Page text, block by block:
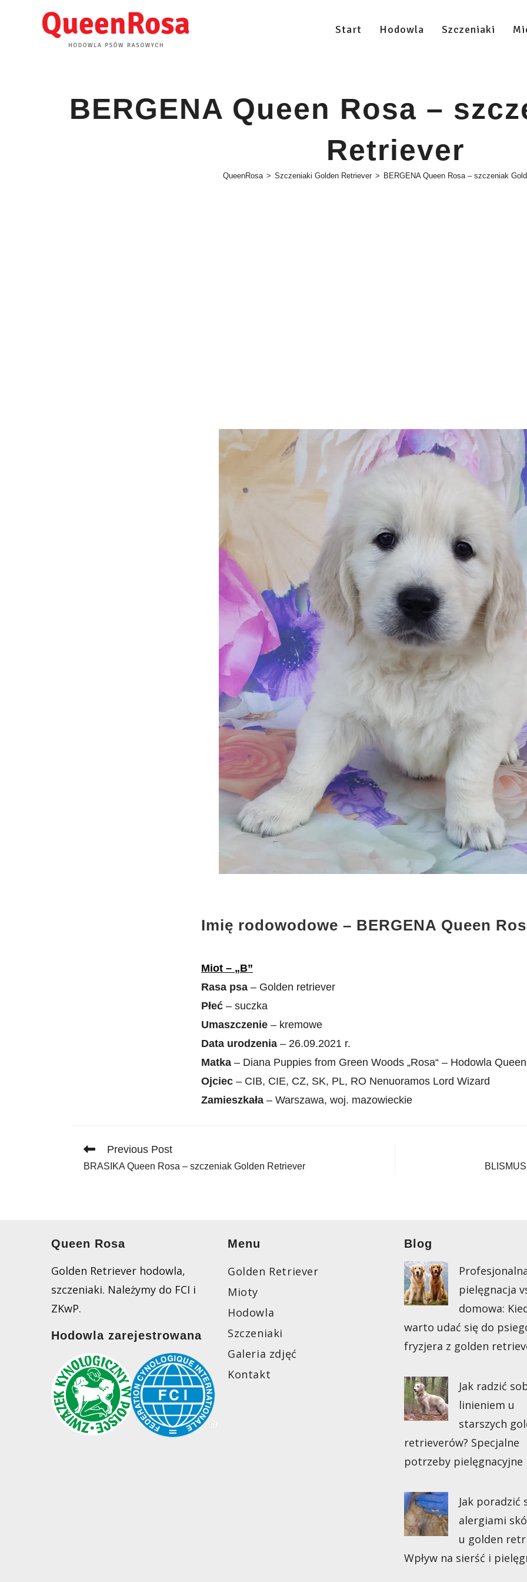
Start Hodowla Szczeniaki
BERGENA Queen Rosa –
Retriever
QueenRosa > Szczeniaki Golden Retriever > BERGENA Queen Rosa – szczeniak
Imię rodowodowe – BERGENA Queen
Miot – „B”
Rasa psa – Golden retriever
Płeć – suczka
Umaszczenie – kremowe
Data urodzenia – 26.09.2021 r.
Matka – Diana Puppies from Green Woods „Rosa“ – Hodowla
Ojciec – CIB, CIE, CZ, SK, PL, RO Nenuoramos Lord Wizard
Zamieszkała – Warszawa, woj. mazowieckie
Read
articles
Previous Post
BRASIKA Queen Rosa – szczeniak Golden Retriever
Queen Rosa
Golden Retriever hodowla,
szczeniaki. Należymy do FCI i
ZKwP.
Hodowla zarejestrowana
Menu
Golden Retriever
Mioty
Hodowla
Szczeniaki
Galeria zdjęć
Kontakt
Blog
pielęgnacja
domowa:
warto udać się do
fryzjera z golden
Jak radzić
linieniem u
starszych
retrieverów? Specjalne
potrzeby pielęgnacyjne
Jak poradzić
alergiami
u golden
Wpływ na sierść i